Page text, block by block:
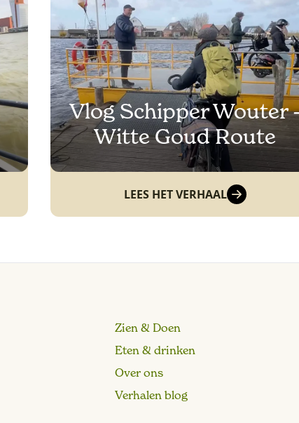
Vlog Schipper Wouter
Witte Goud Route
LEES HET VERHAAL
Zien & Doen
Eten & drinken
Over ons
Verhalen blog